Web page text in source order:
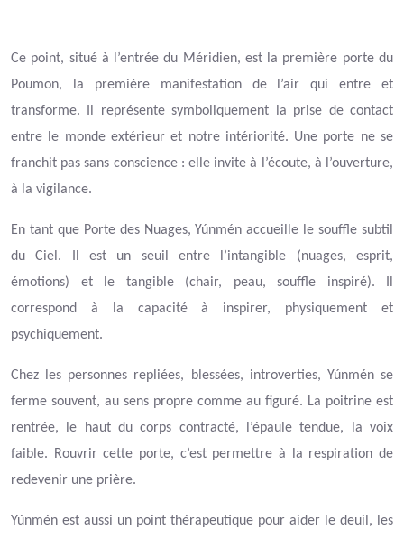
Ce point, situé à l’entrée du Méridien, est la première porte du
Poumon, la première manifestation de l’air qui entre et
transforme. Il représente symboliquement la prise de contact
entre le monde extérieur et notre intériorité. Une porte ne se
franchit pas sans conscience : elle invite à l’écoute, à l’ouverture,
à la vigilance.
En tant que Porte des Nuages, Yúnmén accueille le souffle subtil
du Ciel. Il est un seuil entre l’intangible (nuages, esprit,
émotions) et le tangible (chair, peau, souffle inspiré). Il
correspond à la capacité à inspirer, physiquement et
psychiquement.
Chez les personnes repliées, blessées, introverties, Yúnmén se
ferme souvent, au sens propre comme au figuré. La poitrine est
rentrée, le haut du corps contracté, l’épaule tendue, la voix
faible. Rouvrir cette porte, c’est permettre à la respiration de
redevenir une prière.
Yúnmén est aussi un point thérapeutique pour aider le deuil, les